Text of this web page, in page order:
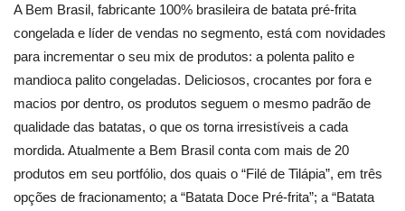
A Bem Brasil, fabricante 100% brasileira de batata pré-frita
congelada e líder de vendas no segmento, está com novidades
para incrementar o seu mix de produtos: a polenta palito e
mandioca palito congeladas. Deliciosos, crocantes por fora e
macios por dentro, os produtos seguem o mesmo padrão de
qualidade das batatas, o que os torna irresistíveis a cada
mordida. Atualmente a Bem Brasil conta com mais de 20
produtos em seu portfólio, dos quais o “Filé de Tilápia”, em três
opções de fracionamento; a “Batata Doce Pré-frita”; a “Batata